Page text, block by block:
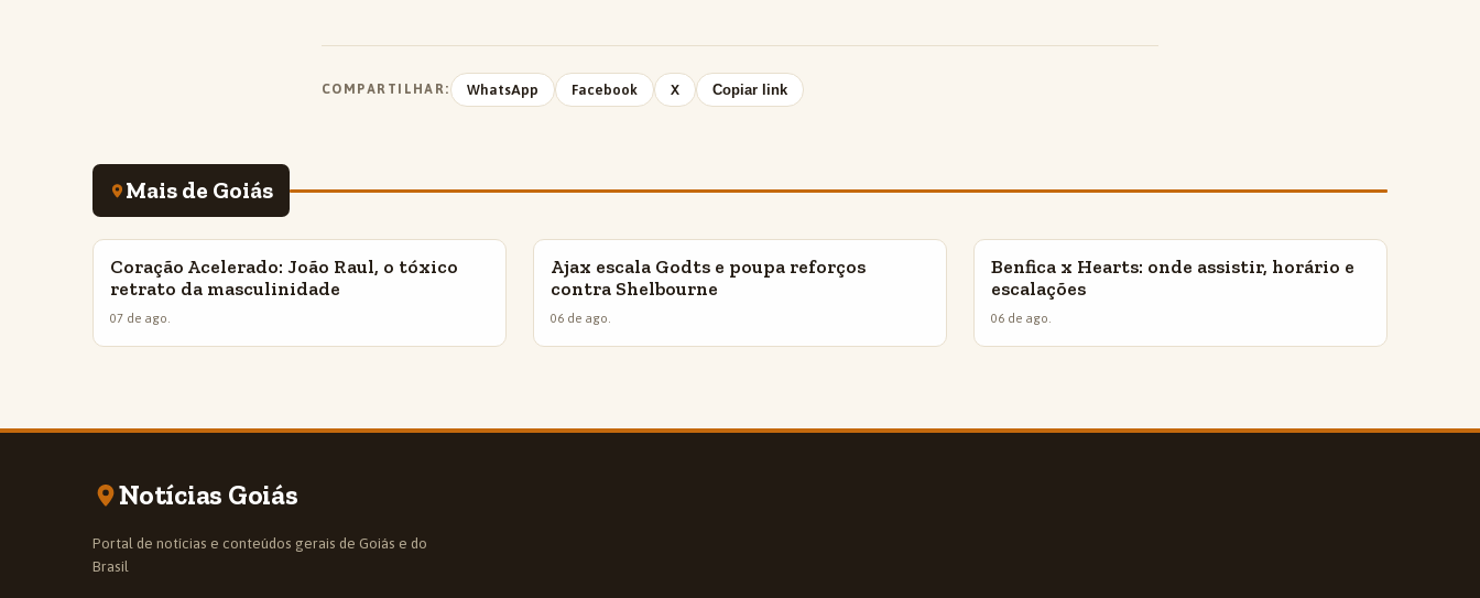
COMPARTILHAR: WhatsApp Facebook X Copiar link
Mais de Goiás
INSIGHTS
Coração Acelerado: João Raul, o tóxico
retrato da masculinidade
07 de ago.
INSIGHTS
Ajax escala Godts e poupa reforços
contra Shelbourne
06 de ago.
INSIGHTS
Benfica x Hearts: onde assistir, horário e
escalações
06 de ago.
Notícias Goiás
Portal de notícias e conteúdos gerais de Goiás e do
Brasil